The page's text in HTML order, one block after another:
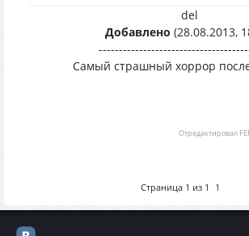
del
Добавлено (28.08.2013,
Самый страшный хоррор
Отредактировал
Страница 1 из 1 1